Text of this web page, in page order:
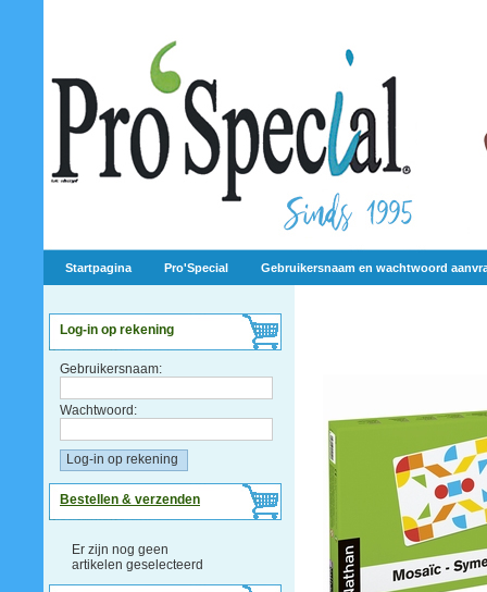
Startpagina Pro'Special Gebruikersnaam en wachtwoord
Log-in op rekening
Gebruikersnaam:
Wachtwoord:
Bestellen & verzenden
Er zijn nog geen
artikelen geselecteerd